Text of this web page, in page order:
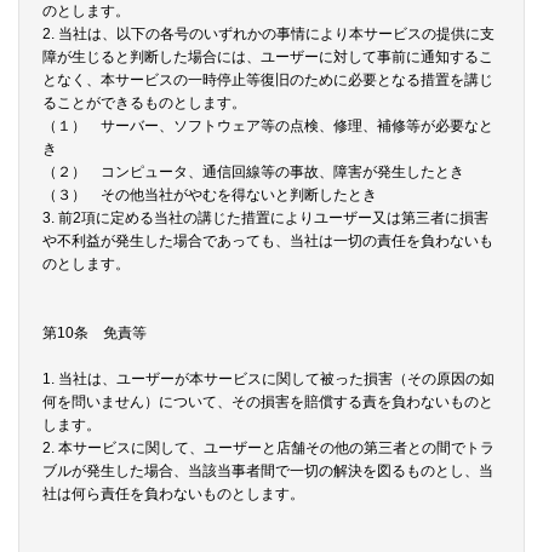
のとします。
2. 当社は、以下の各号のいずれかの事情により本サービスの提供に支
障が生じると判断した場合には、ユーザーに対して事前に通知するこ
となく、本サービスの一時停止等復旧のために必要となる措置を講じ
ることができるものとします。
（１） サーバー、ソフトウェア等の点検、修理、補修等が必要なと
き
（２） コンピュータ、通信回線等の事故、障害が発生したとき
（３） その他当社がやむを得ないと判断したとき
3. 前2項に定める当社の講じた措置によりユーザー又は第三者に損害
や不利益が発生した場合であっても、当社は一切の責任を負わないも
のとします。
第10条 免責等
1. 当社は、ユーザーが本サービスに関して被った損害（その原因の如
何を問いません）について、その損害を賠償する責を負わないものと
します。
2. 本サービスに関して、ユーザーと店舗その他の第三者との間でトラ
ブルが発生した場合、当該当事者間で一切の解決を図るものとし、当
社は何ら責任を負わないものとします。